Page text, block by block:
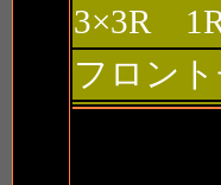
3×3R
フロン